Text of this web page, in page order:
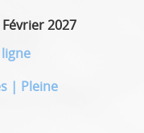
2027
| Pleine